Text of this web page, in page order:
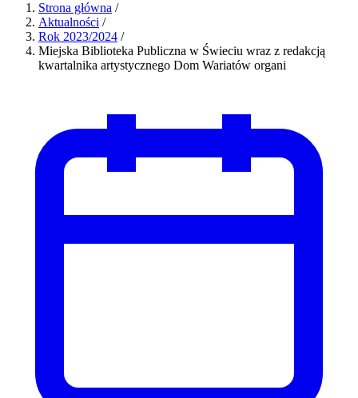
Strona główna /
Aktualności /
Rok 2023/2024 /
Miejska Biblioteka Publiczna w Świeciu wraz z redakcją
kwartalnika artystycznego Dom Wariatów organi